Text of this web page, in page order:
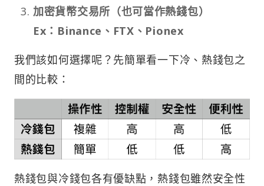
加密貨幣交易所（也可當作熱錢包）
Ex：Binance、FTX、Pionex
我們該如何選擇呢？先簡單看一下冷、熱錢包之
間的比較：
熱錢包與冷錢包各有優缺點，熱錢包雖然安全性